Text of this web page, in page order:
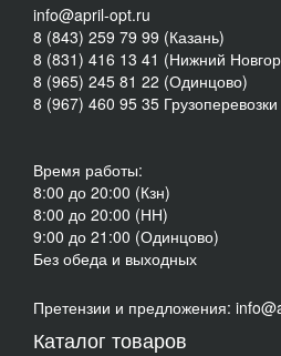
info@april-opt.ru
8 (843) 259 79 99 (Казань)
8 (831) 416 13 41 (Нижний
8 (965) 245 81 22 (Одинцово)
8 (967) 460 95 35 Грузоперевозки
Время работы:
8:00 до 20:00 (Кзн)
8:00 до 20:00 (НН)
9:00 до 21:00 (Одинцово)
Без обеда и выходных
Претензии и предложения:
Каталог товаров